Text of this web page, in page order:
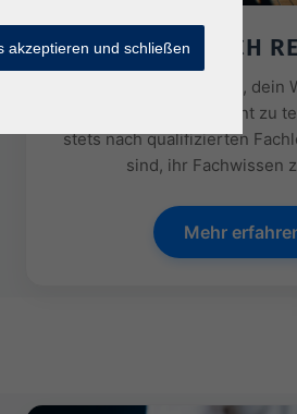
WIE WERDE ICH
Hast du Interesse daran, dein
Erfahrungen als Referent zu
stets nach qualifizierten
sind, ihr Fachwissen
Mehr
akzeptieren und schließen